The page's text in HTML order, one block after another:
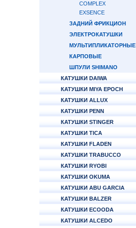
COMPLEX
EXSENCE
ЗАДНИЙ ФРИКЦИОН
ЭЛЕКТРОКАТУШКИ
МУЛЬТИПЛИКАТОРНЫЕ
КАРПОВЫЕ
ШПУЛИ SHIMANO
КАТУШКИ DAIWA
КАТУШКИ MIYA EPOCH
КАТУШКИ ALLUX
КАТУШКИ PENN
КАТУШКИ STINGER
КАТУШКИ TICA
КАТУШКИ FLADEN
КАТУШКИ TRABUCCO
КАТУШКИ RYOBI
КАТУШКИ OKUMA
КАТУШКИ ABU GARCIA
КАТУШКИ BALZER
КАТУШКИ ECOODA
КАТУШКИ ALCEDO